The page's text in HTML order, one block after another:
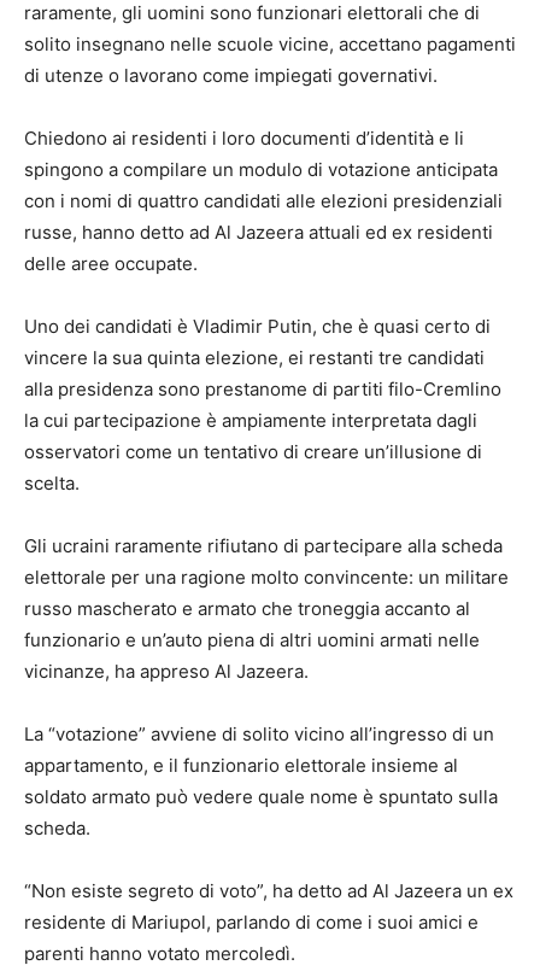
raramente, gli uomini sono funzionari elettorali che di
solito insegnano nelle scuole vicine, accettano pagamenti
di utenze o lavorano come impiegati governativi.
Chiedono ai residenti i loro documenti d’identità e li
spingono a compilare un modulo di votazione anticipata
con i nomi di quattro candidati alle elezioni presidenziali
russe, hanno detto ad Al Jazeera attuali ed ex residenti
delle aree occupate.
Uno dei candidati è Vladimir Putin, che è quasi certo di
vincere la sua quinta elezione, ei restanti tre candidati
alla presidenza sono prestanome di partiti filo-Cremlino
la cui partecipazione è ampiamente interpretata dagli
osservatori come un tentativo di creare un’illusione di
scelta.
Gli ucraini raramente rifiutano di partecipare alla scheda
elettorale per una ragione molto convincente: un militare
russo mascherato e armato che troneggia accanto al
funzionario e un’auto piena di altri uomini armati nelle
vicinanze, ha appreso Al Jazeera.
La “votazione” avviene di solito vicino all’ingresso di un
appartamento, e il funzionario elettorale insieme al
soldato armato può vedere quale nome è spuntato sulla
scheda.
“Non esiste segreto di voto”, ha detto ad Al Jazeera un ex
residente di Mariupol, parlando di come i suoi amici e
parenti hanno votato mercoledì.